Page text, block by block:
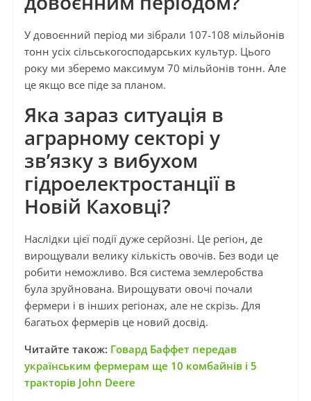
У довоєнний період ми зібрали 107-108 мільйонів
тонн усіх сільськогосподарських культур. Цього
року ми зберемо максимум 70 мільйонів тонн. Але
це якщо все піде за планом.
Яка зараз ситуація в
аграрному секторі у
зв’язку з вибухом
гідроелектростанції в
Новій Каховці?
Наслідки цієї події дуже серйозні. Це регіон, де
вирощували велику кількість овочів. Без води це
робити неможливо. Вся система землеробства
була зруйнована. Вирощувати овочі почали
фермери і в інших регіонах, але не скрізь. Для
багатьох фермерів це новий досвід.
Читайте також: Говард Баффет передав
українським фермерам ще 10 комбайнів і 5
тракторів John Deere